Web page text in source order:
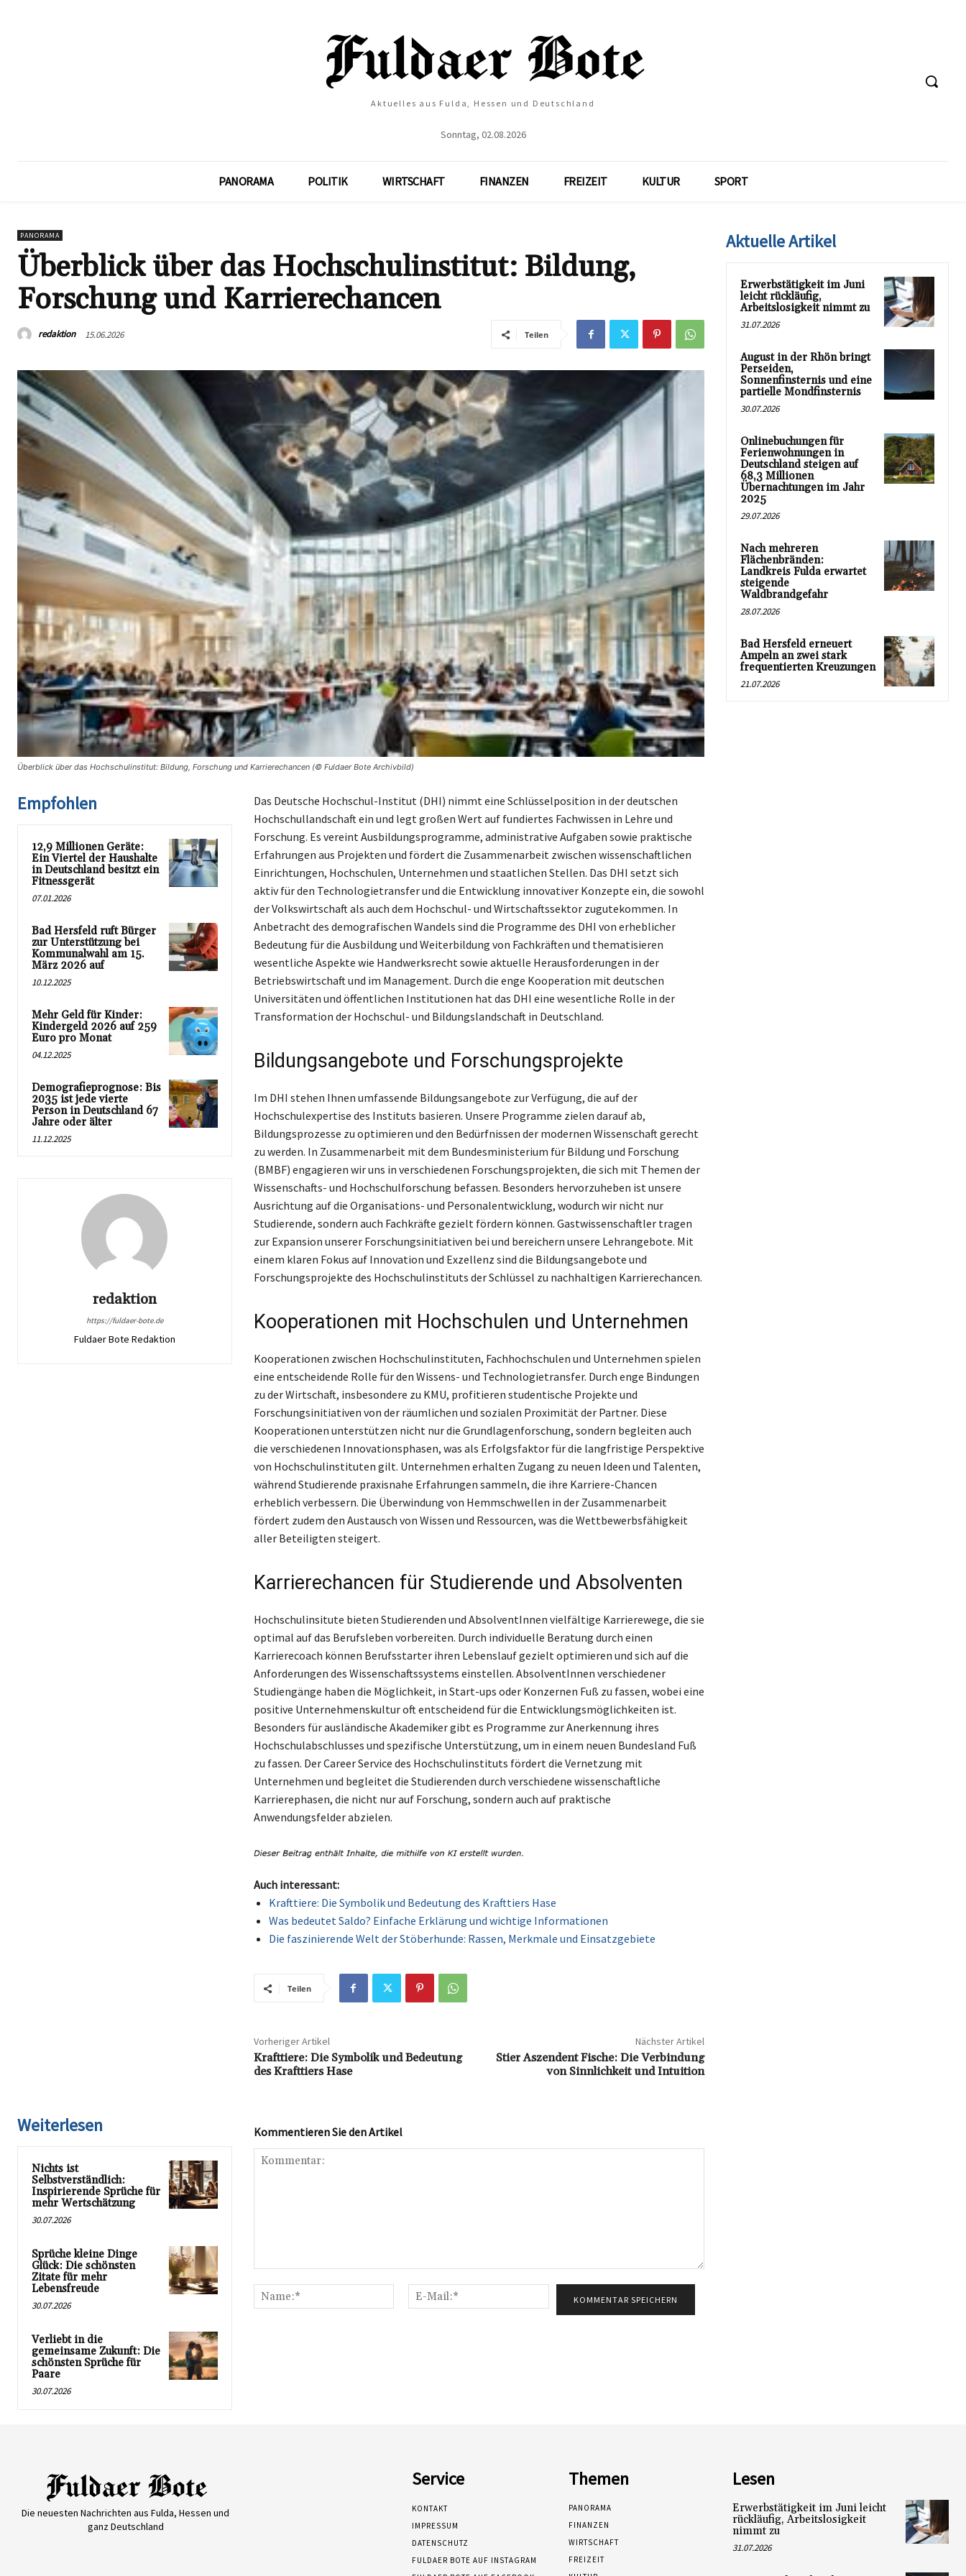
Aktuelles aus Fulda, Hessen und Deutschland
Sonntag, 02.08.2026
PANORAMA POLITIK WIRTSCHAFT FINANZEN FREIZEIT KULTUR SPORT
PANORAMA
Überblick über das Hochschulinstitut: Bildung,
Forschung und Karrierechancen
redaktion 15.06.2026 Teilen
Überblick über das Hochschulinstitut: Bildung, Forschung und Karrierechancen (© Fuldaer Bote Archivbild)
Empfohlen
12,9 Millionen Geräte:
Ein Viertel der Haushalte
in Deutschland besitzt ein
Fitnessgerät
07.01.2026
Bad Hersfeld ruft Bürger
zur Unterstützung bei
Kommunalwahl am 15.
März 2026 auf
10.12.2025
Mehr Geld für Kinder:
Kindergeld 2026 auf 259
Euro pro Monat
04.12.2025
Demografieprognose: Bis
2035 ist jede vierte
Person in Deutschland 67
Jahre oder älter
11.12.2025
redaktion
https://fuldaer-bote.de
Fuldaer Bote Redaktion
Das Deutsche Hochschul-Institut (DHI) nimmt eine Schlüsselposition in der deutschen
Hochschullandschaft ein und legt großen Wert auf fundiertes Fachwissen in Lehre und
Forschung. Es vereint Ausbildungsprogramme, administrative Aufgaben sowie praktische
Erfahrungen aus Projekten und fördert die Zusammenarbeit zwischen wissenschaftlichen
Einrichtungen, Hochschulen, Unternehmen und staatlichen Stellen. Das DHI setzt sich
aktiv für den Technologietransfer und die Entwicklung innovativer Konzepte ein, die sowohl
der Volkswirtschaft als auch dem Hochschul- und Wirtschaftssektor zugutekommen. In
Anbetracht des demografischen Wandels sind die Programme des DHI von erheblicher
Bedeutung für die Ausbildung und Weiterbildung von Fachkräften und thematisieren
wesentliche Aspekte wie Handwerksrecht sowie aktuelle Herausforderungen in der
Betriebswirtschaft und im Management. Durch die enge Kooperation mit deutschen
Universitäten und öffentlichen Institutionen hat das DHI eine wesentliche Rolle in der
Transformation der Hochschul- und Bildungslandschaft in Deutschland.
Bildungsangebote und Forschungsprojekte
Im DHI stehen Ihnen umfassende Bildungsangebote zur Verfügung, die auf der
Hochschulexpertise des Instituts basieren. Unsere Programme zielen darauf ab,
Bildungsprozesse zu optimieren und den Bedürfnissen der modernen Wissenschaft gerecht
zu werden. In Zusammenarbeit mit dem Bundesministerium für Bildung und Forschung
(BMBF) engagieren wir uns in verschiedenen Forschungsprojekten, die sich mit Themen der
Wissenschafts- und Hochschulforschung befassen. Besonders hervorzuheben ist unsere
Ausrichtung auf die Organisations- und Personalentwicklung, wodurch wir nicht nur
Studierende, sondern auch Fachkräfte gezielt fördern können. Gastwissenschaftler tragen
zur Expansion unserer Forschungsinitiativen bei und bereichern unsere Lehrangebote. Mit
einem klaren Fokus auf Innovation und Exzellenz sind die Bildungsangebote und
Forschungsprojekte des Hochschulinstituts der Schlüssel zu nachhaltigen Karrierechancen.
Kooperationen mit Hochschulen und Unternehmen
Kooperationen zwischen Hochschulinstituten, Fachhochschulen und Unternehmen spielen
eine entscheidende Rolle für den Wissens- und Technologietransfer. Durch enge Bindungen
zu der Wirtschaft, insbesondere zu KMU, profitieren studentische Projekte und
Forschungsinitiativen von der räumlichen und sozialen Proximität der Partner. Diese
Kooperationen unterstützen nicht nur die Grundlagenforschung, sondern begleiten auch
die verschiedenen Innovationsphasen, was als Erfolgsfaktor für die langfristige Perspektive
von Hochschulinstituten gilt. Unternehmen erhalten Zugang zu neuen Ideen und Talenten,
während Studierende praxisnahe Erfahrungen sammeln, die ihre Karriere-Chancen
erheblich verbessern. Die Überwindung von Hemmschwellen in der Zusammenarbeit
fördert zudem den Austausch von Wissen und Ressourcen, was die Wettbewerbsfähigkeit
aller Beteiligten steigert.
Karrierechancen für Studierende und Absolventen
Hochschulinsitute bieten Studierenden und AbsolventInnen vielfältige Karrierewege, die sie
optimal auf das Berufsleben vorbereiten. Durch individuelle Beratung durch einen
Karrierecoach können Berufsstarter ihren Lebenslauf gezielt optimieren und sich auf die
Anforderungen des Wissenschaftssystems einstellen. AbsolventInnen verschiedener
Studiengänge haben die Möglichkeit, in Start-ups oder Konzernen Fuß zu fassen, wobei eine
positive Unternehmenskultur oft entscheidend für die Entwicklungsmöglichkeiten ist.
Besonders für ausländische Akademiker gibt es Programme zur Anerkennung ihres
Hochschulabschlusses und spezifische Unterstützung, um in einem neuen Bundesland Fuß
zu fassen. Der Career Service des Hochschulinstituts fördert die Vernetzung mit
Unternehmen und begleitet die Studierenden durch verschiedene wissenschaftliche
Karrierephasen, die nicht nur auf Forschung, sondern auch auf praktische
Anwendungsfelder abzielen.
Auch interessant:
Krafttiere: Die Symbolik und Bedeutung des Krafttiers Hase
Was bedeutet Saldo? Einfache Erklärung und wichtige Informationen
Die faszinierende Welt der Stöberhunde: Rassen, Merkmale und Einsatzgebiete
Teilen
Vorheriger Artikel
Krafttiere: Die Symbolik und Bedeutung
des Krafttiers Hase
Nächster Artikel
Stier Aszendent Fische: Die Verbindung
von Sinnlichkeit und Intuition
Weiterlesen
Nichts ist
Selbstverständlich:
Inspirierende Sprüche für
mehr Wertschätzung
30.07.2026
Sprüche kleine Dinge
Glück: Die schönsten
Zitate für mehr
Lebensfreude
30.07.2026
Verliebt in die
gemeinsame Zukunft: Die
schönsten Sprüche für
Paare
30.07.2026
Kommentieren Sie den Artikel
Name:*
Mail:*
Aktuelle Artikel
Erwerbstätigkeit im Juni
leicht rückläufig,
Arbeitslosigkeit nimmt zu
31.07.2026
August in der Rhön bringt
Perseiden,
Sonnenfinsternis und eine
partielle Mondfinsternis
30.07.2026
Onlinebuchungen für
Ferienwohnungen in
Deutschland steigen auf
68,3 Millionen
Übernachtungen im Jahr
2025
29.07.2026
Nach mehreren
Flächenbränden:
Landkreis Fulda erwartet
steigende
Waldbrandgefahr
28.07.2026
Bad Hersfeld erneuert
Ampeln an zwei stark
frequentierten Kreuzungen
21.07.2026
Die neuesten Nachrichten aus Fulda, Hessen und
ganz Deutschland
Service
KONTAKT
IMPRESSUM
DATENSCHUTZ
FULDAER BOTE AUF INSTAGRAM
Themen
PANORAMA
FINANZEN
WIRTSCHAFT
FREIZEIT
Lesen
Erwerbstätigkeit im Juni leicht
rückläufig, Arbeitslosigkeit
nimmt zu
31.07.2026